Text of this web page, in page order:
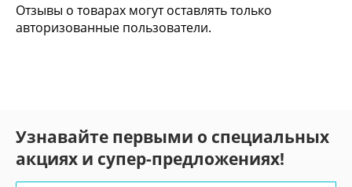
Отзывы о товарах могут оставлять только
авторизованные пользователи.
Узнавайте первыми о специальных
акциях и супер-предложениях!